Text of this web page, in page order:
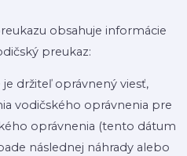
obsahuje informácie
preukaz:
držiteľ oprávnený viesť,
vodičského oprávnenia pre
oprávnenia (tento dátum
následnej náhrady alebo